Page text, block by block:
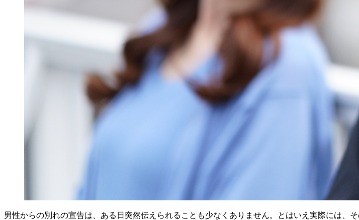
男性からの別れの宣告は、ある日突然伝えられることも少なくありません。とはいえ実際には、